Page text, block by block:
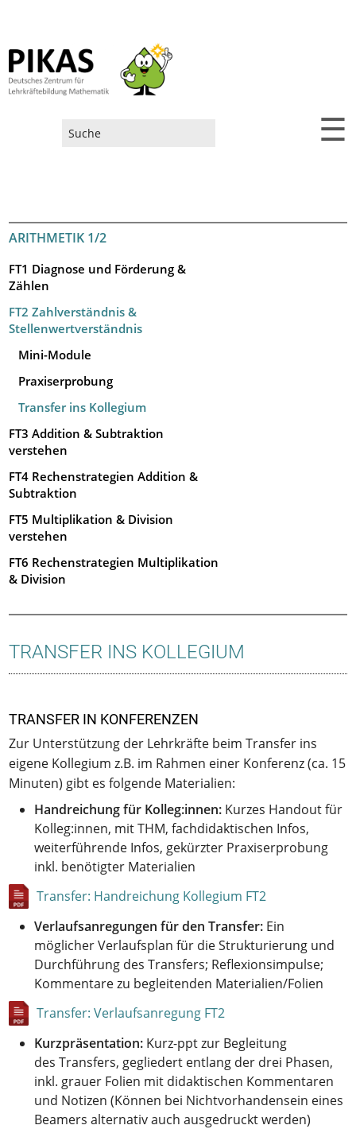
☰
ARITHMETIK 1/2
FT1 Diagnose und Förderung &
Zählen
FT2 Zahlverständnis &
Stellenwertverständnis
Mini-Module
Praxiserprobung
Transfer ins Kollegium
FT3 Addition & Subtraktion
verstehen
FT4 Rechenstrategien Addition &
Subtraktion
FT5 Multiplikation & Division
verstehen
FT6 Rechenstrategien Multiplikation
& Division
TRANSFER INS KOLLEGIUM
TRANSFER IN KONFERENZEN
Zur Unterstützung der Lehrkräfte beim Transfer ins
eigene Kollegium z.B. im Rahmen einer Konferenz (ca. 15
Minuten) gibt es folgende Materialien:
Handreichung für Kolleg:innen: Kurzes Handout für
Kolleg:innen, mit THM, fachdidaktischen Infos,
weiterführende Infos, gekürzter Praxiserprobung
inkl. benötigter Materialien
Transfer: Handreichung Kollegium FT2
Verlaufsanregungen für den Transfer: Ein
möglicher Verlaufsplan für die Strukturierung und
Durchführung des Transfers; Reflexionsimpulse;
Kommentare zu begleitenden Materialien/Folien
Transfer: Verlaufsanregung FT2
Kurzpräsentation: Kurz-ppt zur Begleitung
des Transfers, gegliedert entlang der drei Phasen,
inkl. grauer Folien mit didaktischen Kommentaren
und Notizen (Können bei Nichtvorhandensein eines
Beamers alternativ auch ausgedruckt werden)